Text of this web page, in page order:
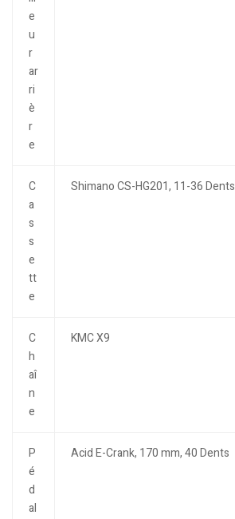
e
u
r
ar
ri
è
r
e
C
a
s
s
e
tt
e
Shimano CS-HG201, 11-36 Dents
C
h
aî
n
e
KMC X9
P
é
d
al
Acid E-Crank, 170 mm, 40 Dents